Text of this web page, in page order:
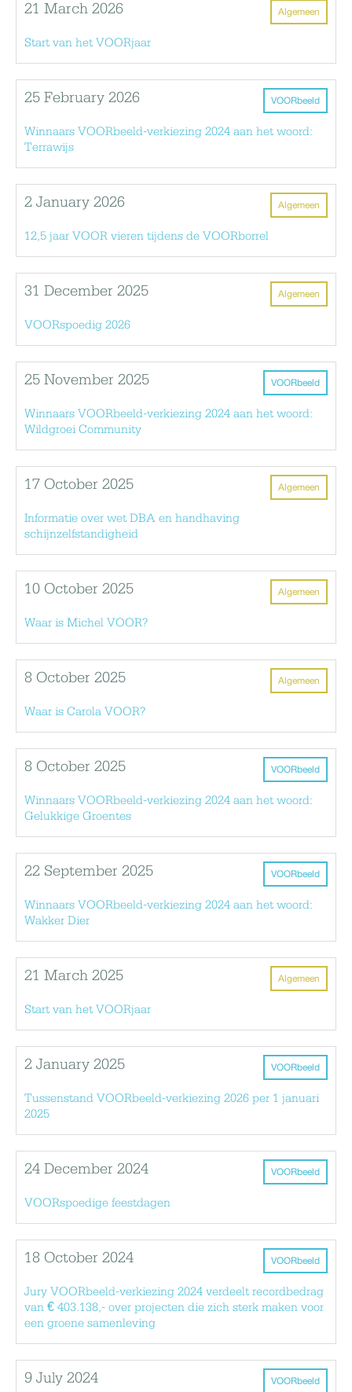
Algemeen
21 March 2026
Start van het VOORjaar
VOORbeeld
25 February 2026
Winnaars VOORbeeld-verkiezing 2024 aan het woord:
Terrawijs
Algemeen
2 January 2026
12,5 jaar VOOR vieren tijdens de VOORborrel
Algemeen
31 December 2025
VOORspoedig 2026
VOORbeeld
25 November 2025
Winnaars VOORbeeld-verkiezing 2024 aan het woord:
Wildgroei Community
Algemeen
17 October 2025
Informatie over wet DBA en handhaving
schijnzelfstandigheid
Algemeen
10 October 2025
Waar is Michel VOOR?
Algemeen
8 October 2025
Waar is Carola VOOR?
VOORbeeld
8 October 2025
Winnaars VOORbeeld-verkiezing 2024 aan het woord:
Gelukkige Groentes
VOORbeeld
22 September 2025
Winnaars VOORbeeld-verkiezing 2024 aan het woord:
Wakker Dier
Algemeen
21 March 2025
Start van het VOORjaar
VOORbeeld
2 January 2025
Tussenstand VOORbeeld-verkiezing 2026 per 1 januari
2025
VOORbeeld
24 December 2024
VOORspoedige feestdagen
VOORbeeld
18 October 2024
Jury VOORbeeld-verkiezing 2024 verdeelt recordbedrag
van € 403.138,- over projecten die zich sterk maken voor
een groene samenleving
VOORbeeld
9 July 2024